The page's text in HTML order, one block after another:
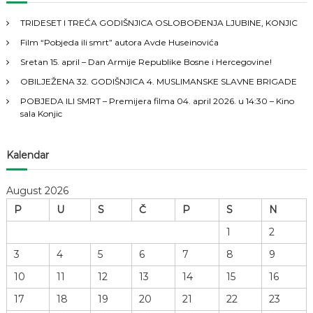
a
c
i
a
č
a
n
a
f
o
r
TRIDESET I TREĆA GODIŠNJICA OSLOBOĐENJA LJUBINE, KONJIC
Film “Pobjeda ili smrt” autora Avde Huseinovića
Sretan 15. april – Dan Armije Republike Bosne i Hercegovine!
OBILJEŽENA 32. GODIŠNJICA 4. MUSLIMANSKE SLAVNE BRIGADE
POBJEDA ILI SMRT – Premijera filma 04. april 2026. u 14:30 – Kino
sala Konjic
Kalendar
August 2026
P
U S Č P S
N
1
2
3
4 5 6 7 8
9
10
11 12 13 14 15
16
17
18 19 20 21 22
23